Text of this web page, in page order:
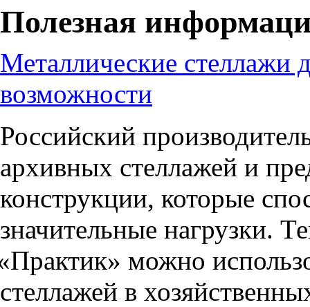
Полезная
Металлические стеллажи
возможности
Российский
архивных стеллажей и
конструкции, которые
значительные нагрузки.
Практик» можно
стеллажей в